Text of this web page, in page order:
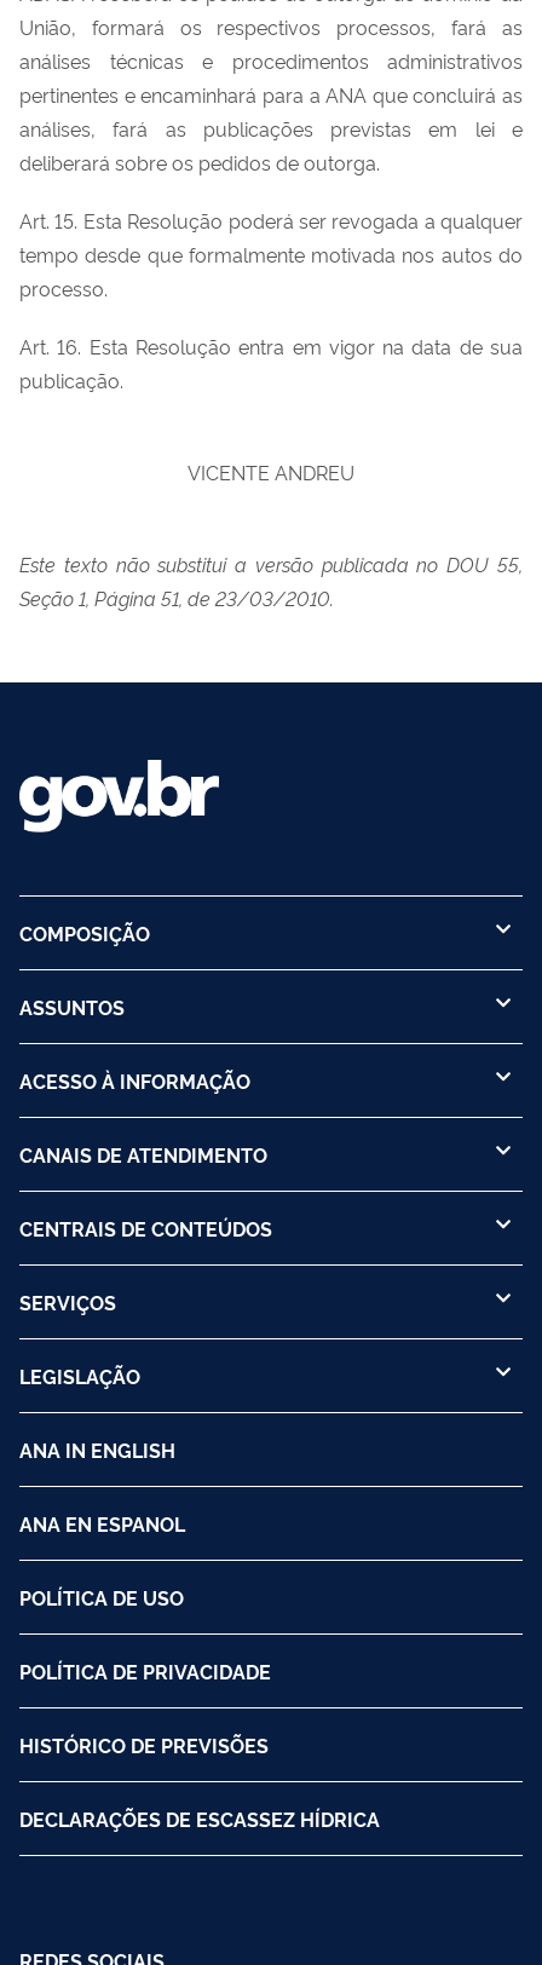
União, formará os respectivos processos, fará as
análises técnicas e procedimentos administrativos
pertinentes e encaminhará para a ANA que concluirá as
análises, fará as publicações previstas em lei e
deliberará sobre os pedidos de outorga.
Art. 15. Esta Resolução poderá ser revogada a qualquer
tempo desde que formalmente motivada nos autos do
processo.
Art. 16. Esta Resolução entra em vigor na data de sua
publicação.
VICENTE ANDREU
Este texto não substitui a versão publicada no DOU 55,
Seção 1, Página 51, de 23/03/2010.
COMPOSIÇÃO
ASSUNTOS
ACESSO À INFORMAÇÃO
CANAIS DE ATENDIMENTO
CENTRAIS DE CONTEÚDOS
SERVIÇOS
LEGISLAÇÃO
ANA IN ENGLISH
ANA EN ESPANOL
POLÍTICA DE USO
POLÍTICA DE PRIVACIDADE
HISTÓRICO DE PREVISÕES
DECLARAÇÕES DE ESCASSEZ HÍDRICA